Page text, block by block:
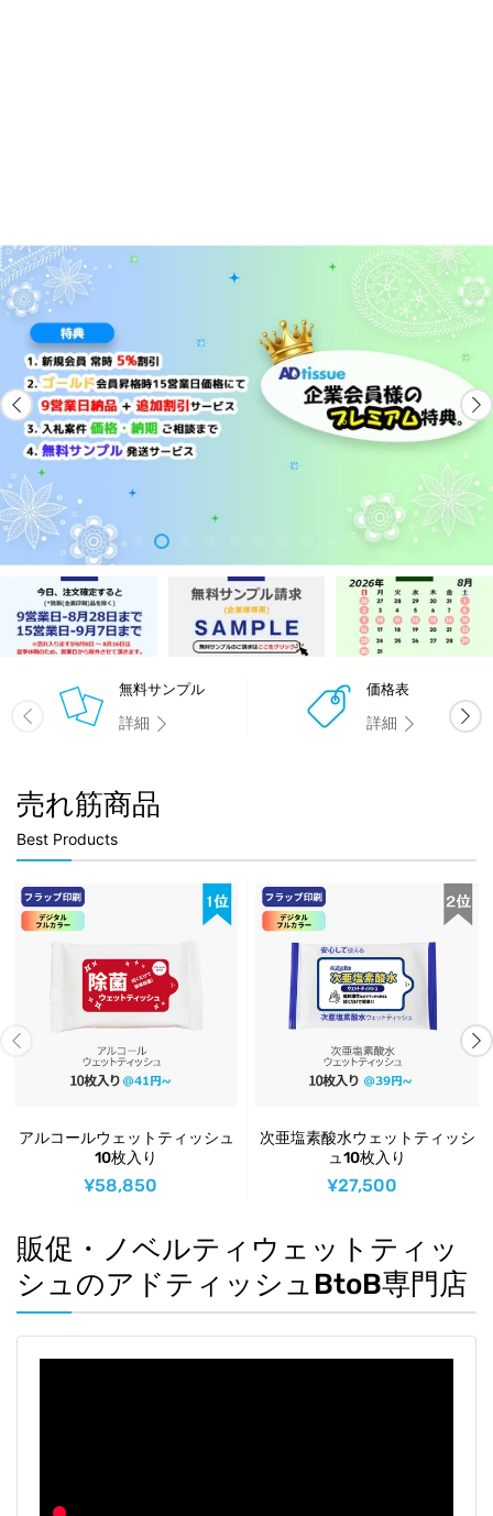
最短9営業日でお届け可能 9営業日または15営業日から選択可能
最少ロット数2,000個から！
パッケージとラベルにも
高性能デジタル印刷機で原本デザイン通りに製作
詳しくはこちら
基布はフラッシャブルワイプを
使用したトイレに流せるウェットティッシュです。
ノープラスティック
自然分解基布使用！
詳しくはこちら
ノベルティ除菌ウェットティッシュ
次亜塩素酸水ウェットティッシュを販促用ウェットティッシュとして初リリース
アルコール、ノンアルコールタイプの除菌ウェットティッシュはもちろん！
詳しくはこちら
無料サンプル
詳細
価格表
詳細
売れ筋商品
Best Products
アルコールウェットティッシュ
10枚入り
¥58,850
次亜塩素酸水ウェットティッシ
ュ10枚入り
¥27,500
販促・ノベルティウェットティッ
シュのアドティッシュBtoB専門店